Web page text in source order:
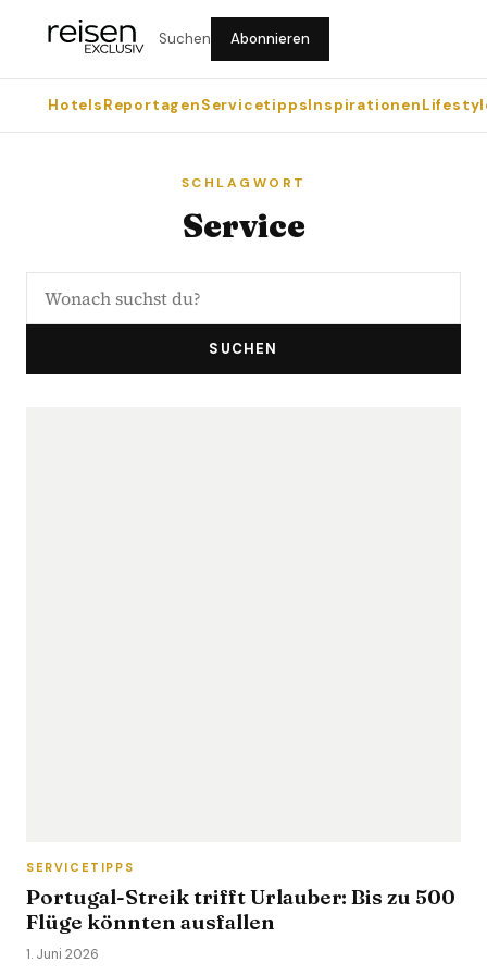
Suchen Abonnieren
HotelsReportagenServicetippsInspirationen
SCHLAGWORT
Service
SUCHEN
SERVICETIPPS
Portugal-Streik trifft Urlauber: Bis zu 500
Flüge könnten ausfallen
1. Juni 2026